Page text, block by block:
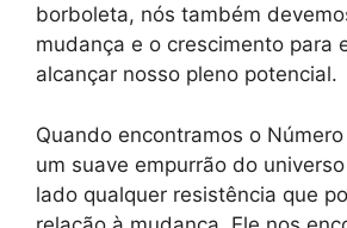
borboleta, nós também
mudança e o crescimento para
alcançar nosso pleno potencial.
Quando encontramos o
um suave empurrão do
lado qualquer resistência que